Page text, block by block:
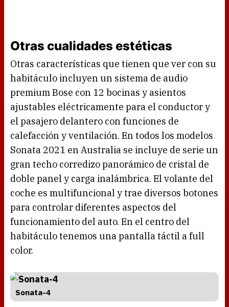
Otras cualidades estéticas
Otras características que tienen que ver con su
habitáculo incluyen un sistema de audio
premium Bose con 12 bocinas y asientos
ajustables eléctricamente para el conductor y
el pasajero delantero con funciones de
calefacción y ventilación. En todos los modelos
Sonata 2021 en Australia se incluye de serie un
gran techo corredizo panorámico de cristal de
doble panel y carga inalámbrica. El volante del
coche es multifuncional y trae diversos botones
para controlar diferentes aspectos del
funcionamiento del auto. En el centro del
habitáculo tenemos una pantalla táctil a full
color.
Sonata-4